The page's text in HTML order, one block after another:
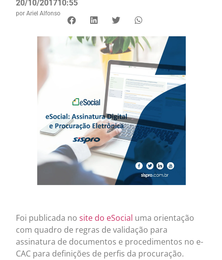
20/10/201710:55
por Ariel Alfonso
Foi publicada nosite do eSocial uma orientação
com quadro de regras de validação para
assinatura de documentos e procedimentos no e-
CAC para definições de perfis da procuração.